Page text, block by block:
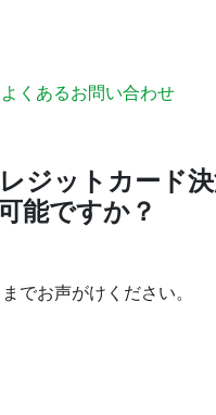
よくあるお問い合わせ
ジットカード
能ですか？
でお声がけください。